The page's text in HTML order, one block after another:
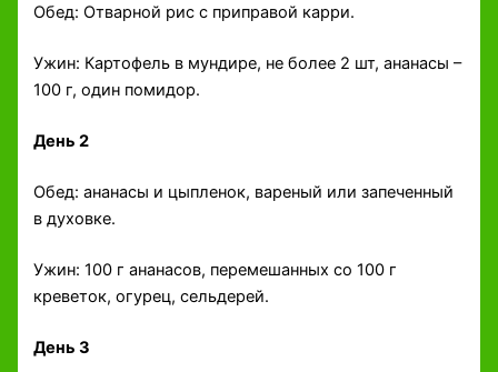
Обед: Отварной рис с приправой карри.
Ужин: Картофель в мундире, не более 2 шт, ананасы –
100 г, один помидор.
День 2
Обед: ананасы и цыпленок, вареный или запеченный
в духовке.
Ужин: 100 г ананасов, перемешанных со 100 г
креветок, огурец, сельдерей.
День 3